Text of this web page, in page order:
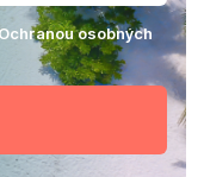
osobných